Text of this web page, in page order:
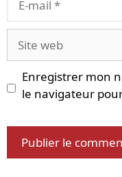
mail
web
Enregistrer mon
le navigateur